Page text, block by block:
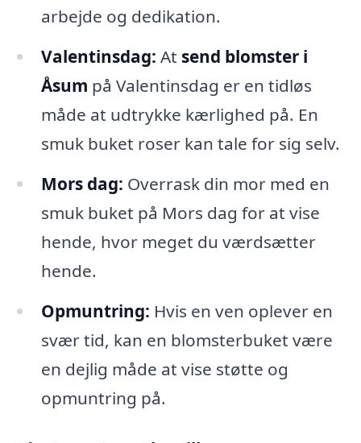
arbejde og dedikation.
Valentinsdag: At send blomster i
Åsum på Valentinsdag er en tidløs
måde at udtrykke kærlighed på. En
smuk buket roser kan tale for sig selv.
Mors dag: Overrask din mor med en
smuk buket på Mors dag for at vise
hende, hvor meget du værdsætter
hende.
Opmuntring: Hvis en ven oplever en
svær tid, kan en blomsterbuket være
en dejlig måde at vise støtte og
opmuntring på.